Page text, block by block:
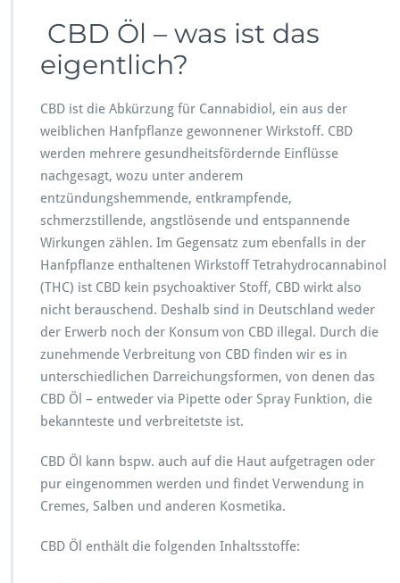
CBD Öl – was ist das
eigentlich?
CBD ist die Abkürzung für Cannabidiol, ein aus der
weiblichen Hanfpflanze gewonnener Wirkstoff. CBD
werden mehrere gesundheitsfördernde Einflüsse
nachgesagt, wozu unter anderem
entzündungshemmende, entkrampfende,
schmerzstillende, angstlösende und entspannende
Wirkungen zählen. Im Gegensatz zum ebenfalls in der
Hanfpflanze enthaltenen Wirkstoff Tetrahydrocannabinol
(THC) ist CBD kein psychoaktiver Stoff, CBD wirkt also
nicht berauschend. Deshalb sind in Deutschland weder
der Erwerb noch der Konsum von CBD illegal. Durch die
zunehmende Verbreitung von CBD finden wir es in
unterschiedlichen Darreichungsformen, von denen das
CBD Öl – entweder via Pipette oder Spray Funktion, die
bekannteste und verbreitetste ist.
CBD Öl kann bspw. auch auf die Haut aufgetragen oder
pur eingenommen werden und findet Verwendung in
Cremes, Salben und anderen Kosmetika.
CBD Öl enthält die folgenden Inhaltsstoffe: